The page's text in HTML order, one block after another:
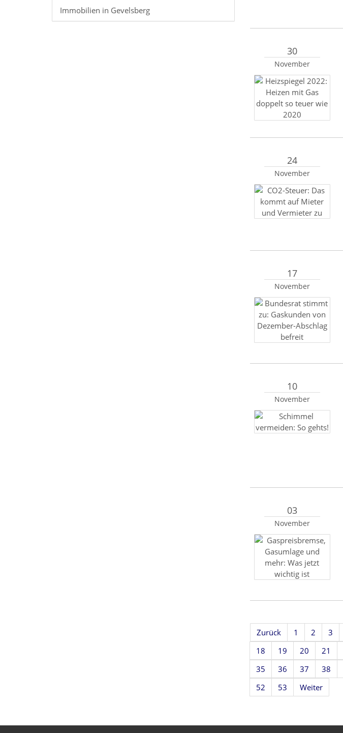
30
November
24
November
17
November
10
November
03
November
Zurück 1 2 3
18
19 20 21
35
36 37 38
52
53 Weiter
Immobilien in Gevelsberg